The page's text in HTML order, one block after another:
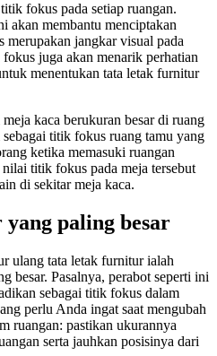
fokus pada setiap ruangan.
akan membantu menciptakan
merupakan jangkar visual pada
juga akan menarik perhatian
menentukan tata letak furnitur
kaca berukuran besar di ruang
titik fokus ruang tamu yang
ketika memasuki ruangan
titik fokus pada meja tersebut
di sekitar meja kaca.
paling besar
ulang tata letak furnitur ialah
besar. Pasalnya, perabot seperti ini
sebagai titik fokus dalam
perlu Anda ingat saat mengubah
ruangan: pastikan ukurannya
serta jauhkan posisinya dari